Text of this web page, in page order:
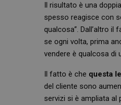
Il risultato è una
spesso reagisce con
qualcosa”. Dall’altro
se ogni volta, prima
vendere è qualcosa di
Il fatto è che questa
del cliente sono
servizi si è ampliata al